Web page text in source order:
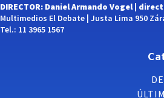
DIRECTOR: Daniel Armando Vogel |
Multimedios El Debate | Justa Lima 950
Tel.: 11 3965 1567